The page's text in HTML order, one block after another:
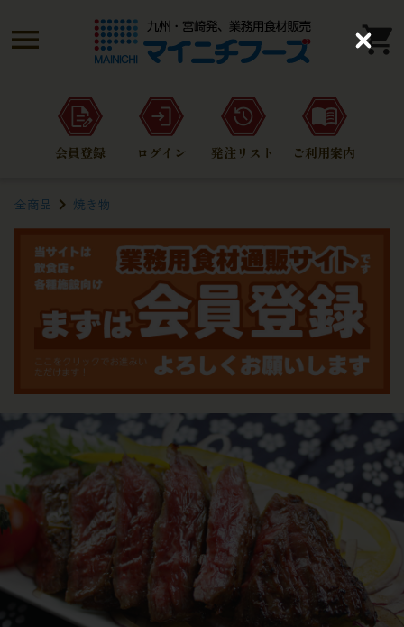
会員登録 ログイン 発注リスト ご利用案内
全商品 焼き物
C